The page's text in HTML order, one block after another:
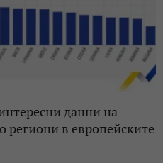
данни на
региони в европейските